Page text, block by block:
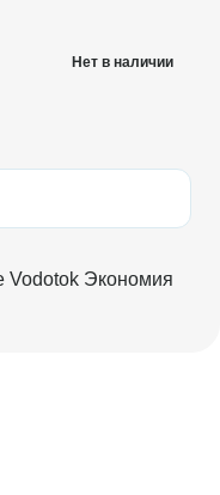
Нет в наличии
Vodotok Экономия